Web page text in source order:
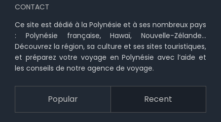
CONTACT
Ce site est dédié à la Polynésie et à ses nombreux pays
: Polynésie française, Hawaï, Nouvelle-Zélande…
Découvrez la région, sa culture et ses sites touristiques,
et préparez votre voyage en Polynésie avec l’aide et
les conseils de notre agence de voyage.
Popular Recent